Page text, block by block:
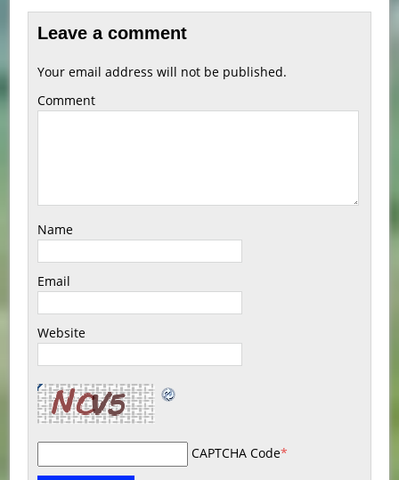
Leave a comment
Your email address will not be published.
Comment
Name
Email
Website
CAPTCHA Code*